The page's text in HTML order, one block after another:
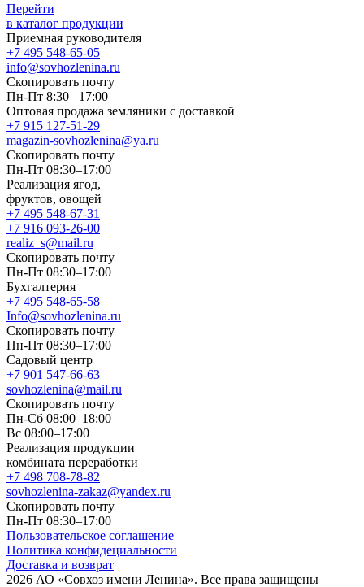
Перейти
в каталог продукции
Приемная руководителя
+7 495 548-65-05
info@sovhozlenina.ru
Скопировать почту
Пн-Пт 8:30 –17:00
Оптовая продажа земляники с доставкой
+7 915 127-51-29
magazin-sovhozlenina@ya.ru
Скопировать почту
Пн-Пт 08:30–17:00
Реализация ягод,
фруктов, овощей
+7 495 548-67-31
+7 916 093-26-00
realiz_s@mail.ru
Скопировать почту
Пн-Пт 08:30–17:00
Бухгалтерия
+7 495 548-65-58
Info@sovhozlenina.ru
Скопировать почту
Пн-Пт 08:30–17:00
Садовый центр
+7 901 547-66-63
sovhozlenina@mail.ru
Скопировать почту
Пн-Сб 08:00–18:00
Вс 08:00–17:00
Реализация продукции
комбината переработки
+7 498 708-78-82
sovhozlenina-zakaz@yandex.ru
Скопировать почту
Пн-Пт 08:30–17:00
Пользовательское соглашение
Политика конфидециальности
Доставка и возврат
2026 АО «Совхоз имени Ленина». Все права защищены